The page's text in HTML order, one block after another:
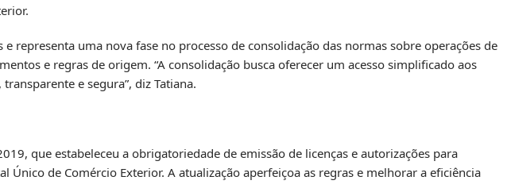
representa uma nova fase no processo de consolidação das normas sobre operações de
e regras de origem. “A consolidação busca oferecer um acesso simplificado aos
e segura”, diz Tatiana.
que estabeleceu a obrigatoriedade de emissão de licenças e autorizações para
de Comércio Exterior. A atualização aperfeiçoa as regras e melhorar a eficiência